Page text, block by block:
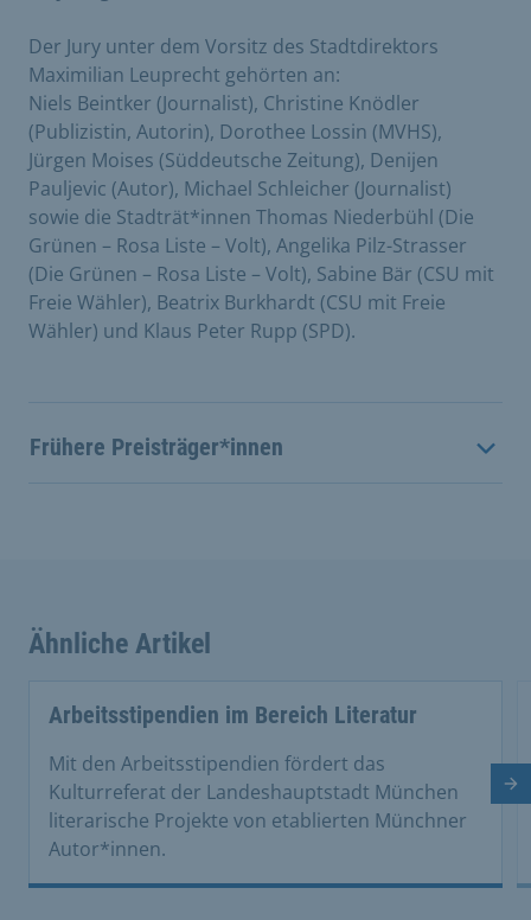
Der Jury unter dem Vorsitz des Stadtdirektors
Maximilian Leuprecht gehörten an:
Niels Beintker (Journalist), Christine Knödler
(Publizistin, Autorin), Dorothee Lossin (MVHS),
Jürgen Moises (Süddeutsche Zeitung), Denijen
Pauljevic (Autor), Michael Schleicher (Journalist)
sowie die Stadträt*innen Thomas Niederbühl (Die
Grünen – Rosa Liste – Volt), Angelika Pilz-Strasser
(Die Grünen – Rosa Liste – Volt), Sabine Bär (CSU mit
Freie Wähler), Beatrix Burkhardt (CSU mit Freie
Wähler) und Klaus Peter Rupp (SPD).
Frühere Preisträger*innen
Ähnliche Artikel
Arbeitsstipendien im Bereich Literatur
Mit den Arbeitsstipendien fördert das
Kulturreferat der Landeshauptstadt München
literarische Projekte von etablierten Münchner
Autor*innen.